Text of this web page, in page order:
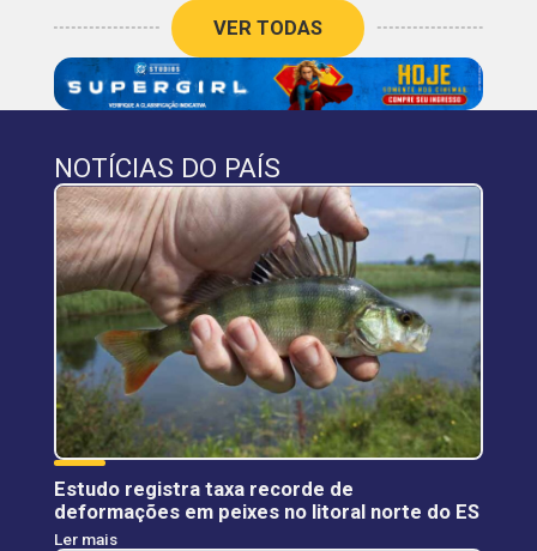
VER TODAS
NOTÍCIAS DO PAÍS
Estudo registra taxa recorde de
deformações em peixes no litoral norte do ES
Ler mais